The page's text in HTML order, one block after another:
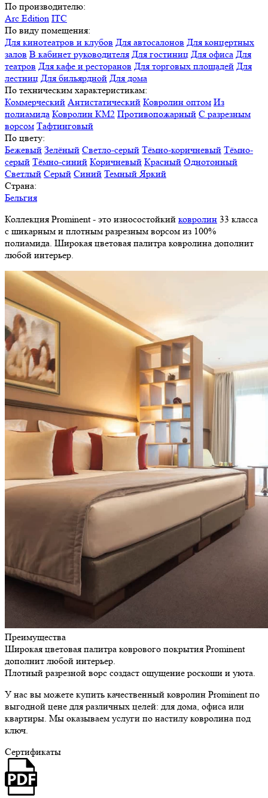
По производителю:
Arc Edition ITC
По виду помещения:
Для кинотеатров и клубов Для автосалонов Для концертных
залов В кабинет руководителя Для гостиниц Для офиса Для
театров Для кафе и ресторанов Для торговых площадей Для
лестниц Для бильярдной Для дома
По техническим характеристикам:
Коммерческий Антистатический Ковролин оптом Из
полиамида Ковролин КМ2 Противопожарный С разрезным
ворсом Тафтинговый
По цвету:
Бежевый Зелёный Светло-серый Тёмно-коричневый Тёмно-
серый Тёмно-синий Коричневый Красный Однотонный
Светлый Серый Синий ТемныйЯркий
Страна:
Бельгия
Коллекция Prominent - это износостойкий ковролин 33 класса
с шикарным и плотным разрезным ворсом из 100%
полиамида. Широкая цветовая палитра ковролина дополнит
любой интерьер.
Преимущества
Широкая цветовая палитра коврового покрытия Prominent
дополнит любой интерьер.
Плотный разрезной ворс создаст ощущение роскоши и уюта.
У нас вы можете купить качественный ковролин Prominent по
выгодной цене для различных целей: для дома, офиса или
квартиры. Мы оказываем услуги по настилу ковролина под
ключ.
Сертификаты